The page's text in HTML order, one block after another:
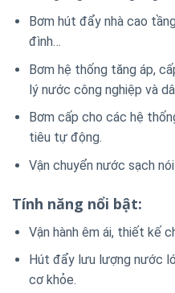
Bơm hút đẩy nhà cao
đình…
Bơm hệ thống tăng áp,
lý nước công nghiệp và
Bơm cấp cho các hệ
tiêu tự động.
Vận chuyển nước sạch
Tính năng nổi bật:
Vận hành êm ái, thiết kế
Hút đẩy lưu lượng nước
cơ khỏe.